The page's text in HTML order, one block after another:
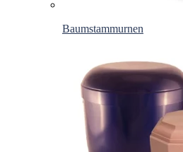
Baumstammurnen